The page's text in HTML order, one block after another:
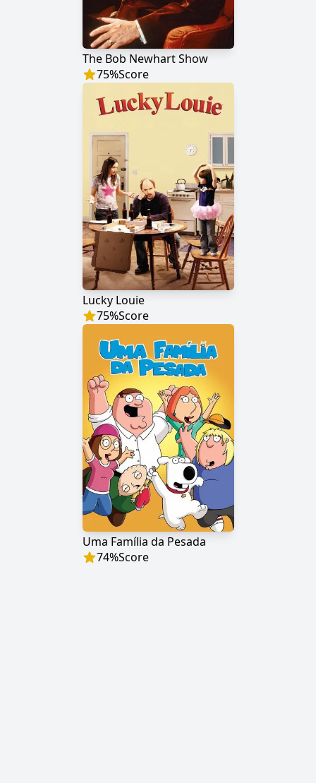
The Bob Newhart Show
75%Score
Lucky Louie
75%Score
Uma Família da Pesada
74%Score